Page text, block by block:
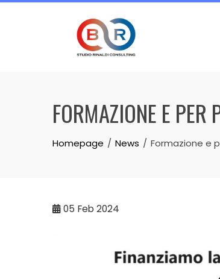
Skip
FORMAZIONE E PER
Homepage News Formazione e
05 Feb 2024